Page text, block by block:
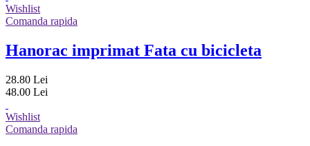
Wishlist
Comanda rapida
Hanorac imprimat Fata cu bicicleta
28.80 Lei
48.00 Lei
Wishlist
Comanda rapida